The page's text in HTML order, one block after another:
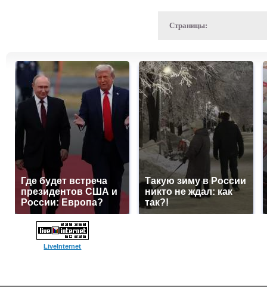
Страницы:
Где будет встреча
президентов США и
России: Европа?
Такую зиму в России
никто не ждал: как
так?!
LiveInternet